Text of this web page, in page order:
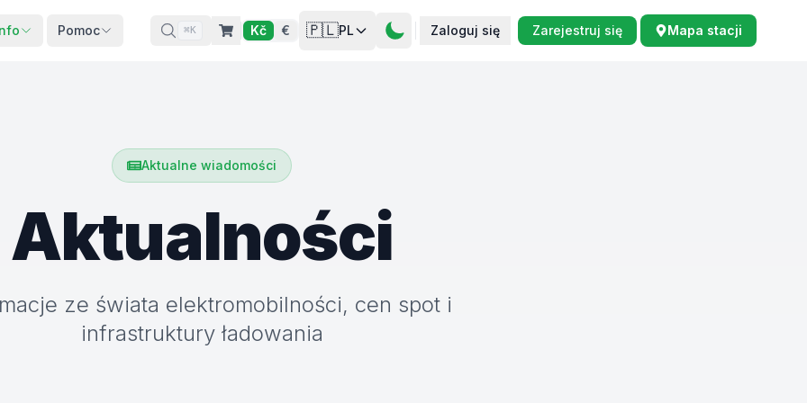
Pomoc ⌘K Kč € 🇵🇱PL Zaloguj się Zarejestruj się Mapa stacji
Aktualne wiadomości
Aktualności
ze świata elektromobilności, cen spot i
infrastruktury ładowania